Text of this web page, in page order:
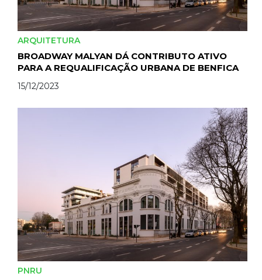
ARQUITETURA
BROADWAY MALYAN DÁ CONTRIBUTO ATIVO
PARA A REQUALIFICAÇÃO URBANA DE BENFICA
15/12/2023
PNRU